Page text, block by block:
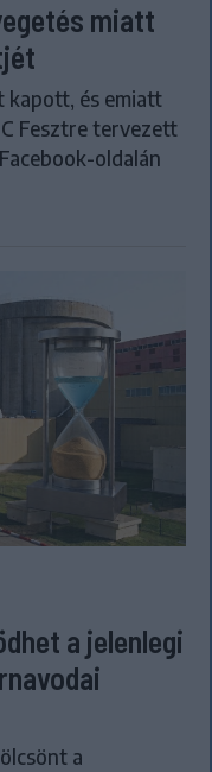
miatt
kapott, és emiatt
Fesztre tervezett
oldalán
a jelenlegi
a